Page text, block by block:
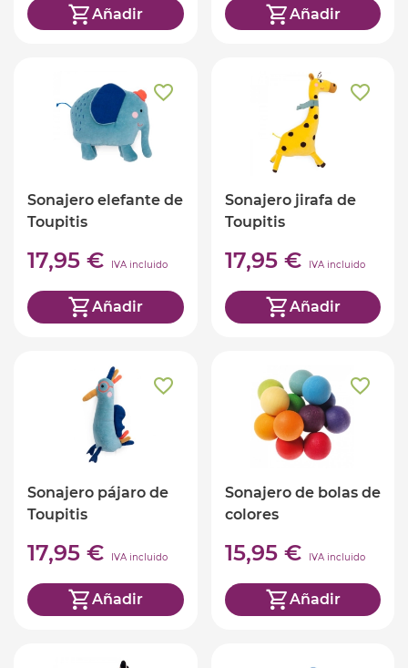
Añadir Añadir
Sonajero elefante de
Toupitis
17,95 € IVA incluido
Añadir
Sonajero jirafa de
Toupitis
17,95 € IVA incluido
Añadir
Sonajero pájaro de
Toupitis
17,95 € IVA incluido
Añadir
Sonajero de bolas de
colores
15,95 € IVA incluido
Añadir